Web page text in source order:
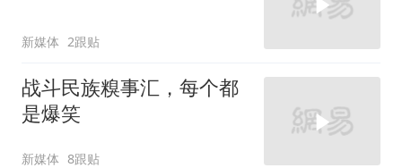
新媒体 2跟贴
战斗民族糗事汇，每个都
是爆笑
新媒体 8跟贴